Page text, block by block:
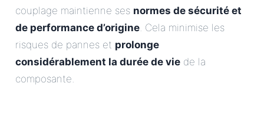
couplage maintienne ses normes de sécurité et
de performance d’origine. Cela minimise les
risques de pannes et prolonge
considérablement la durée de vie de la
composante.